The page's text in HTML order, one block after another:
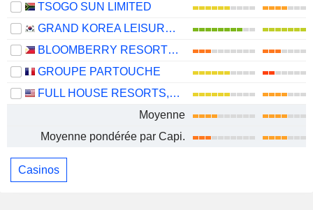
TSOGO SUN LIMITED
GRAND KOREA LEISURE CO., LTD.
BLOOMBERRY RESORTS CORPORATION
GROUPE PARTOUCHE
FULL HOUSE RESORTS, INC.
Moyenne
Moyenne pondérée par Capi.
Casinos